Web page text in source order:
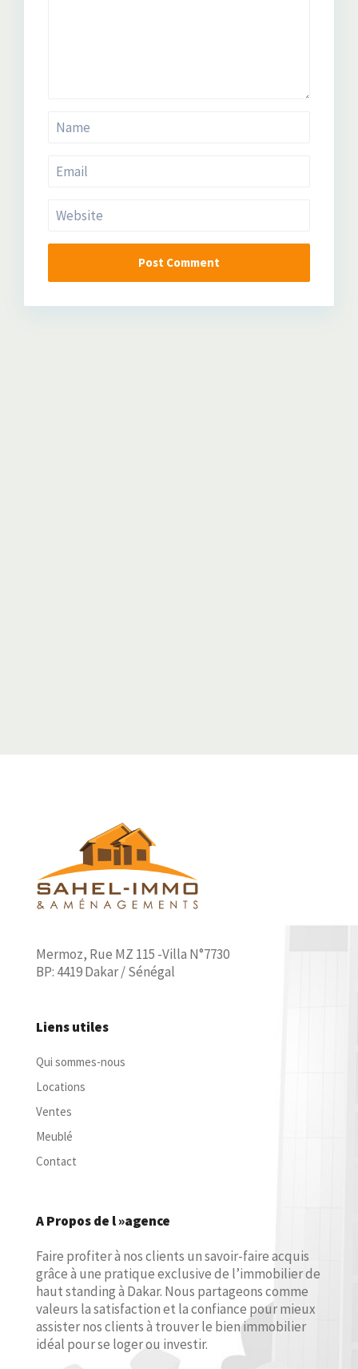
Mermoz, Rue MZ 115 -Villa N°7730
BP: 4419 Dakar / Sénégal
Liens utiles
Qui sommes-nous
Locations
Ventes
Meublé
Contact
A Propos de l »agence
Faire profiter à nos clients un savoir-faire acquis
grâce à une pratique exclusive de l’immobilier de
haut standing à Dakar. Nous partageons comme
valeurs la satisfaction et la confiance pour mieux
assister nos clients à trouver le bien immobilier
idéal pour se loger ou investir.